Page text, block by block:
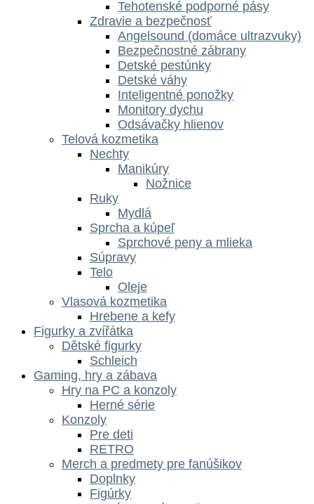
Tehotenské podporné pásy
Zdravie a bezpečnosť
Angelsound (domáce ultrazvuky)
Bezpečnostné zábrany
Detské pestúnky
Detské váhy
Inteligentné ponožky
Monitory dychu
Odsávačky hlienov
Telová kozmetika
Nechty
Manikúry
Nožnice
Ruky
Mydlá
Sprcha a kúpeľ
Sprchové peny a mlieka
Súpravy
Telo
Oleje
Vlasová kozmetika
Hrebene a kefy
Figurky a zvířátka
Dětské figurky
Schleich
Gaming, hry a zábava
Hry na PC a konzoly
Herné série
Konzoly
Pre deti
RETRO
Merch a predmety pre fanúšikov
Doplnky
Figúrky